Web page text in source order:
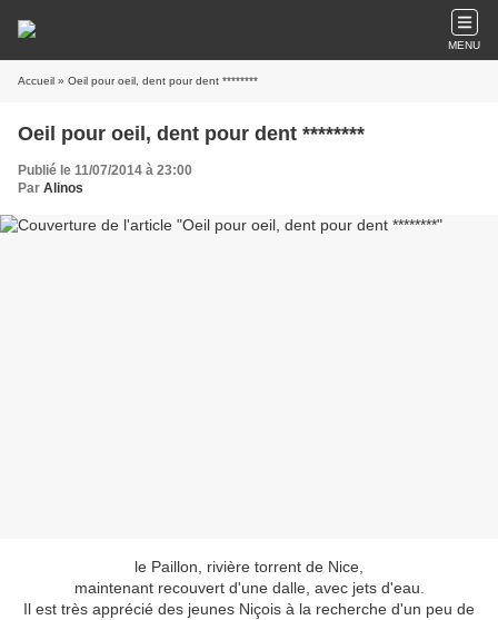
MENU
Accueil » Oeil pour oeil, dent pour dent ********
Oeil pour oeil, dent pour dent ********
Publié le 11/07/2014 à 23:00
Par Alinos
le Paillon, rivière torrent de Nice,
maintenant recouvert d'une dalle, avec jets d'eau.
Il est très apprécié des jeunes Niçois à la recherche d'un peu de